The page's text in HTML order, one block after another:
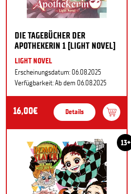
DIE TAGEBÜCHER DER
APOTHEKERIN 1 [LIGHT NOVEL]
LIGHT NOVEL
Erscheinungsdatum: 06.08.2025
Verfügbarkeit: Ab dem 06.08.2025
16,00€ Details
13+